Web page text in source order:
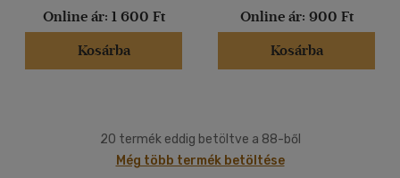
Online ár: 1 600 Ft
Kosárba
Online ár: 900 Ft
Kosárba
20 termék eddig betöltve a 88-ből
Még több termék betöltése